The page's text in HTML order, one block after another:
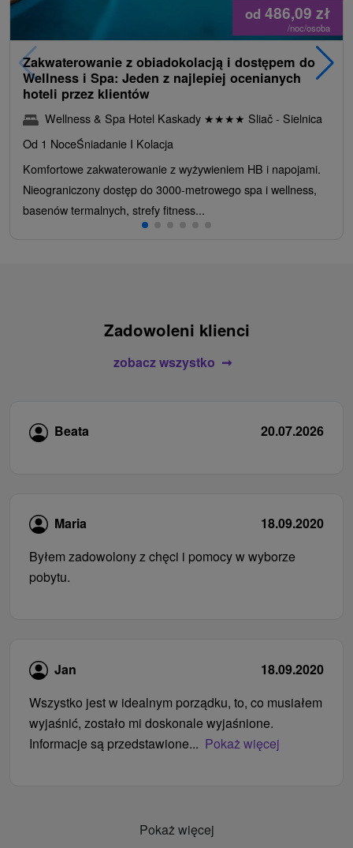
od 486,09 zł
/noc/osoba
Zakwaterowanie z obiadokolacją i dostępem do
Wellness i Spa: Jeden z najlepiej ocenianych
hoteli przez klientów
Wellness & Spa Hotel Kaskady ★★★★ Sliač - Sielnica
Od 1 NoceŚniadanie I Kolacja
Komfortowe zakwaterowanie z wyżywieniem HB i napojami.
Nieograniczony dostęp do 3000-metrowego spa i wellness,
basenów termalnych, strefy fitness...
Zadowoleni klienci
zobacz wszystko
Beata 20.07.2026
Maria
18.09.2020
Byłem zadowolony z chęci i pomocy w wyborze
pobytu.
Jan
18.09.2020
Wszystko jest w idealnym porządku, to, co musiałem
wyjaśnić, zostało mi doskonale wyjaśnione.
Informacje są przedstawione... Pokaż więcej
Pokaż więcej